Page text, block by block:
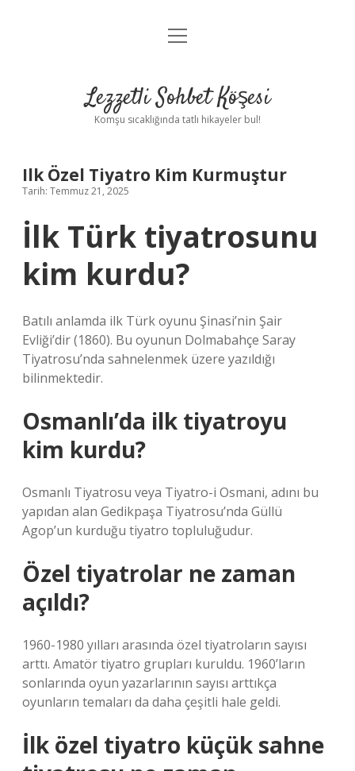
Anasayfa
Yasal Uyarı
menüyü
Lezzetli Sohbet Köşesi
Komşu sıcaklığında tatlı hikayeler bul!
Ilk Özel Tiyatro Kim Kurmuştur
Tarih: Temmuz 21, 2025
İlk Türk tiyatrosunu
kim kurdu?
Batılı anlamda ilk Türk oyunu Şinasi’nin Şair
Evliği’dir (1860). Bu oyunun Dolmabahçe Saray
Tiyatrosu’nda sahnelenmek üzere yazıldığı
bilinmektedir.
Osmanlı’da ilk tiyatroyu
kim kurdu?
Osmanlı Tiyatrosu veya Tiyatro-i Osmani, adını bu
yapıdan alan Gedikpaşa Tiyatrosu’nda Güllü
Agop’un kurduğu tiyatro topluluğudur.
Özel tiyatrolar ne zaman
açıldı?
1960-1980 yılları arasında özel tiyatroların sayısı
arttı. Amatör tiyatro grupları kuruldu. 1960’ların
sonlarında oyun yazarlarının sayısı arttıkça
oyunların temaları da daha çeşitli hale geldi.
İlk özel tiyatro küçük sahne